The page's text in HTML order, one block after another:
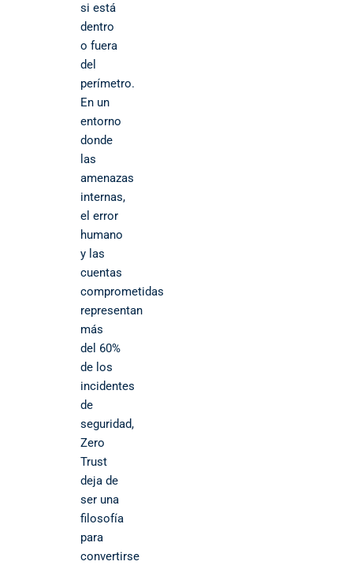
si está
dentro
o fuera
del
perímetro.
En un
entorno
donde
las
amenazas
internas,
el error
humano
y las
cuentas
comprometidas
representan
más
del 60%
de los
incidentes
de
seguridad,
Zero
Trust
deja de
ser una
filosofía
para
convertirse